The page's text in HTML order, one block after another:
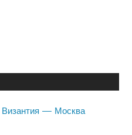
— Москва